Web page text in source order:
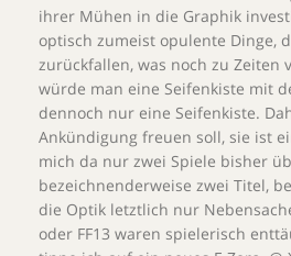
ihrer Mühen in die Graphik
optisch zumeist opulente Dinge,
zurückfallen, was noch zu Zeiten
würde man eine Seifenkiste mit
dennoch nur eine Seifenkiste.
Ankündigung freuen soll, sie ist
mich da nur zwei Spiele bisher
bezeichnenderweise zwei Titel,
die Optik letztlich nur
oder FF13 waren spielerisch